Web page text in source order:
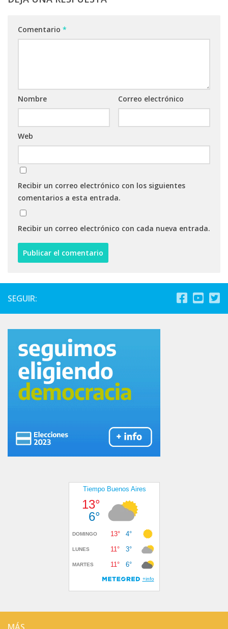
Comentario *
Nombre Correo electrónico
Web
Recibir un correo electrónico con los siguientes
comentarios a esta entrada.
Recibir un correo electrónico con cada nueva entrada.
SEGUIR: